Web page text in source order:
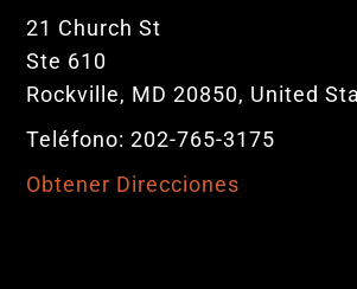
21 Church St
Ste 610
Rockville, MD 20850, United
Teléfono: 202-765-3175
Obtener Direcciones